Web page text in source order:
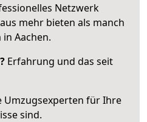
Netzwerk
mehr bieten als manch
Aachen.
Erfahrung und das seit
Umzugsexperten für Ihre
sind.